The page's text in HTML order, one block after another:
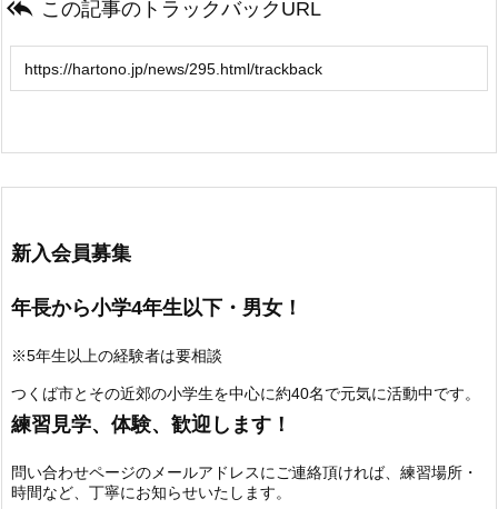
 この記事のトラックバックURL
新入会員募集
年長から小学4年生以下・男女！
※5年生以上の経験者は要相談
つくば市とその近郊の小学生を中心に約40名で元気に活動中です。
練習見学、体験、歓迎します！
問い合わせページのメールアドレスにご連絡頂ければ、練習場所・
時間など、丁寧にお知らせいたします。